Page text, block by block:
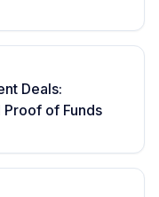
Deals:
of Funds